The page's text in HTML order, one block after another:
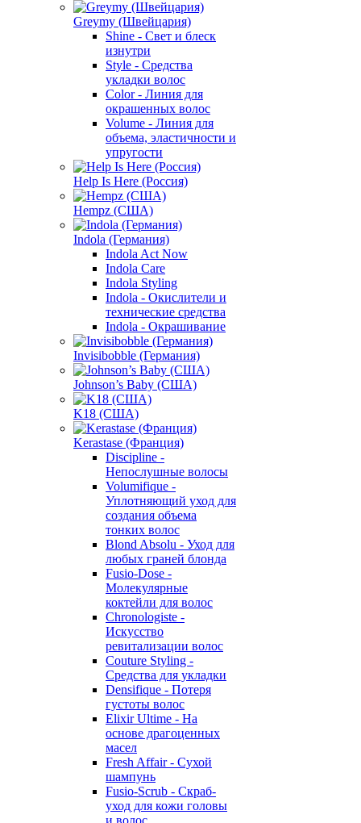
Greymy (Швейцария)
Shine - Свет и блеск
изнутри
Style - Средства
укладки волос
Color - Линия для
окрашенных волос
Volume - Линия для
объема, эластичности и
упругости
Help Is Here (Россия)
Hempz (США)
Indola (Германия)
Indola Act Now
Indola Care
Indola Styling
Indola - Окислители и
технические средства
Indola - Окрашивание
Invisibobble (Германия)
Johnson’s Baby (США)
K18 (США)
Kerastase (Франция)
Discipline -
Непослушные волосы
Volumifique -
Уплотняющий уход для
создания объема
тонких волос
Blond Absolu - Уход для
любых граней блонда
Fusio-Dose -
Молекулярные
коктейли для волос
Chronologiste -
Искусство
ревитализации волос
Couture Styling -
Средства для укладки
Densifique - Потеря
густоты волос
Elixir Ultime - На
основе драгоценных
масел
Fresh Affair - Сухой
шампунь
Fusio-Scrub - Скраб-
уход для кожи головы
и волос